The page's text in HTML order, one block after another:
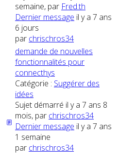
semaine, par Fred.th
Dernier message il y a 7 ans
6 jours
par chrischros34
demande de nouvelles
fonctionnalités pour
connecthys
Catégorie : Suggérer des
idées
Sujet démarré il y a 7 ans 8
mois, par chrischros34
Dernier message il y a 7 ans
1 semaine
par chrischros34